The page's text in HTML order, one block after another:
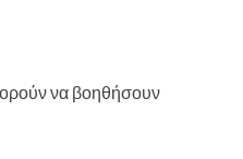
να βοηθήσουν